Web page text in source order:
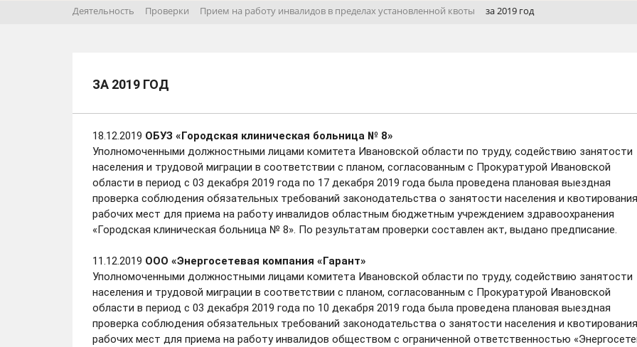
Деятельность Проверки Прием на работу инвалидов в пределах установленной квоты за 2019 год
ЗА 2019 ГОД
18.12.2019 ОБУЗ «Городская клиническая больница № 8»
Уполномоченными должностными лицами комитета Ивановской области по труду, содействию занятости
населения и трудовой миграции в соответствии с планом, согласованным с Прокуратурой Ивановской
области в период с 03 декабря 2019 года по 17 декабря 2019 года была проведена плановая выездная
проверка соблюдения обязательных требований законодательства о занятости населения и квотирования
рабочих мест для приема на работу инвалидов областным бюджетным учреждением здравоохранения
«Городская клиническая больница № 8». По результатам проверки составлен акт, выдано предписание.
11.12.2019 ООО «Энергосетевая компания «Гарант»
Уполномоченными должностными лицами комитета Ивановской области по труду, содействию занятости
населения и трудовой миграции в соответствии с планом, согласованным с Прокуратурой Ивановской
области в период с 03 декабря 2019 года по 10 декабря 2019 года была проведена плановая выездная
проверка соблюдения обязательных требований законодательства о занятости населения и квотирования
рабочих мест для приема на работу инвалидов обществом с ограниченной ответственностью